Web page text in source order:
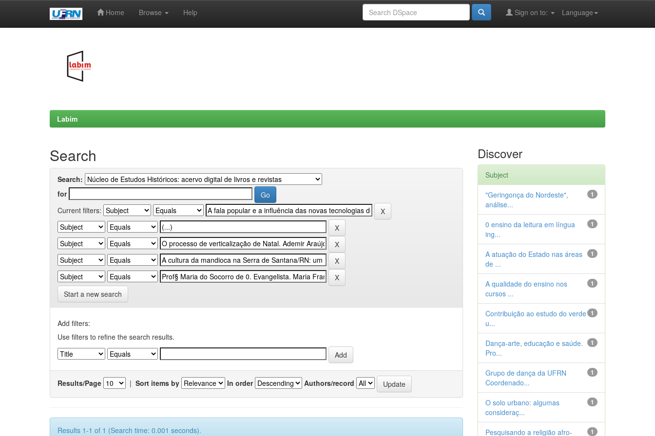
Home Browse Help Language
Sign on to:
Labim
Search
Search:
for
Current filters:
Start a new search
Add filters:
Use filters to refine the search results.
Results/Page | Sort items by In order Authors/record
Results 1-1 of 1 (Search time: 0.001 seconds).
Discover
Subject
1
"Geringonça do Nordeste",
análise...
1
0 ensino da leitura em língua
ing...
1
A atuação do Estado nas áreas
de ...
1
A qualidade do ensino nos
cursos ...
1
Contribuição ao estudo do verde
u...
1
Dança-arte, educação e saúde.
Pro...
1
Grupo de dança da UFRN
Coordenado...
1
O solo urbano: algumas
consideraç...
1
Pesquisando a religião afro-